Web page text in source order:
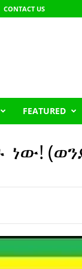
CONTACT US
FEATURED
ነው!